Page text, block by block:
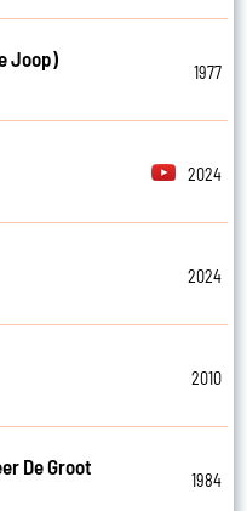
Joop)
1977
2024
2024
2010
De Groot
1984